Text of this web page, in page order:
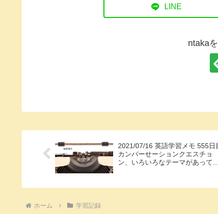
LINE
ntaka
2021/07/16 英語学習メモ 555日
カンバーせーションクエスチョ
ン、いろいろなテーマがあって良
ホーム 学習記録